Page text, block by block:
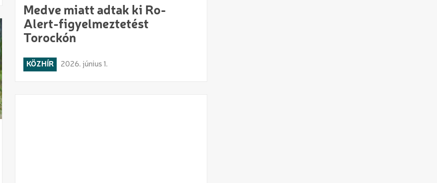
Medve miatt adtak ki Ro-
Alert-figyelmeztetést
Torockón
KÖZHÍR 2026. június 1.